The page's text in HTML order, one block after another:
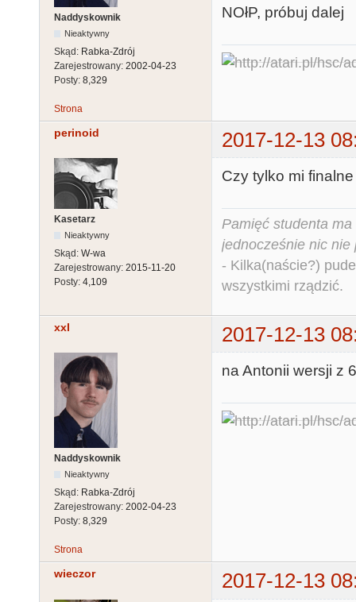
Naddyskownik
Nieaktywny
Skąd: Rabka-Zdrój
Zarejestrowany: 2002-04-23
Posty: 8,329
NOłP, próbuj dalej
Strona
perinoid 2017-12-13
Kasetarz
Nieaktywny
Skąd: W-wa
Zarejestrowany: 2015-11-20
Posty: 4,109
Czy tylko mi
Pamięć studenta
jednocześnie nic nie
- Kilka(naście?)
wszystkimi rządzić.
xxl 2017-12-13
Naddyskownik
Nieaktywny
Skąd: Rabka-Zdrój
Zarejestrowany: 2002-04-23
Posty: 8,329
na Antonii wersji z
Strona
wieczor 2017-12-13